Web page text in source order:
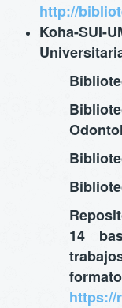
http://
Koha-
14
https://